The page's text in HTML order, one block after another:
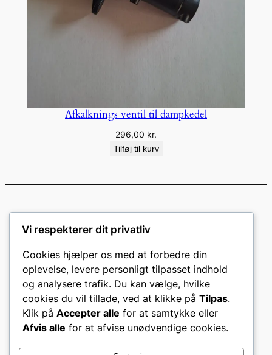
Afkalknings ventil til dampkedel
296,00 kr.
Tilføj til kurv
CVR: 46140443
Vi respekterer dit privatliv
Cookies hjælper os med at forbedre din
oplevelse, levere personligt tilpasset indhold
og analysere trafik. Du kan vælge, hvilke
cookies du vil tillade, ved at klikke på Tilpas.
Klik på Accepter alle for at samtykke eller
Afvis alle for at afvise unødvendige cookies.